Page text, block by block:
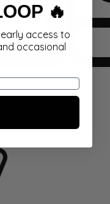
🔥
access to
occasional